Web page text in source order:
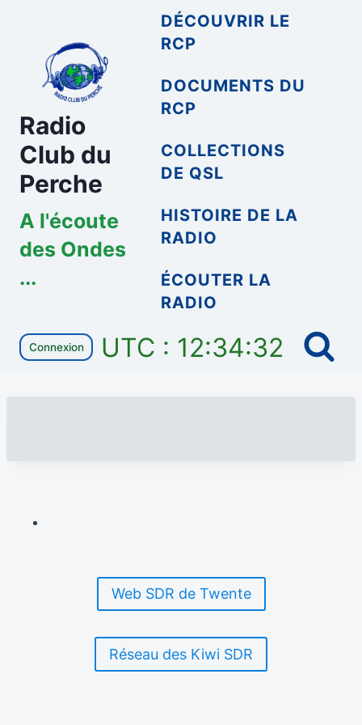
contenu
Radio
Club du
Perche
A l'écoute
des Ondes
...
DÉCOUVRIR LE
RCP
DOCUMENTS DU
RCP
COLLECTIONS
DE QSL
HISTOIRE DE LA
RADIO
ÉCOUTER LA
RADIO
Connexion UTC : 12:34:32
Web SDR de Twente
Réseau des Kiwi SDR